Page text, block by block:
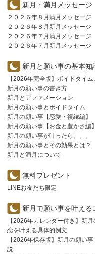
新月・満月メッセージ
２０２６年８月満月メッセージ
２０２６年８月新月メッセージ
２０２６年７月満月メッセージ
２０２６年７月新月メッセージ
新月と願い事の基本知
【2026年完全版】ボイドタイ
新月の願い事の書き方
新月とアファメーション
新月の願い事とボイドタイム
新月の願い事【恋愛・復縁編】
新月の願い事【お金と豊かさ編】
新月の願い事が叶ったら。。。
新月の願い事とその効果とは？
新月と満月について
無料プレゼント
LINEお友だち限定
新月で願い事を叶える
【2026年カレンダー付き】新
恋を叶える具体的例文
【2026年保存版】新月の願い
説